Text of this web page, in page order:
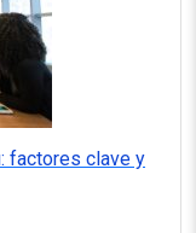
factores clave y